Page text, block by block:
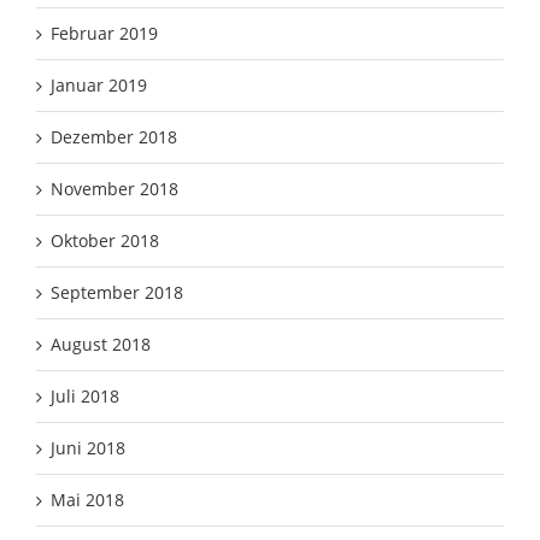
Februar 2019
Januar 2019
Dezember 2018
November 2018
Oktober 2018
September 2018
August 2018
Juli 2018
Juni 2018
Mai 2018